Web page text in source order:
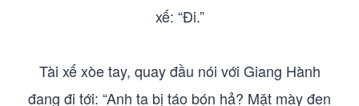
xế: “Đi.”
Tài xế xòe tay, quay đầu nói với Giang Hành
đang đi tới: “Anh ta bị táo bón hả? Mặt mày đen